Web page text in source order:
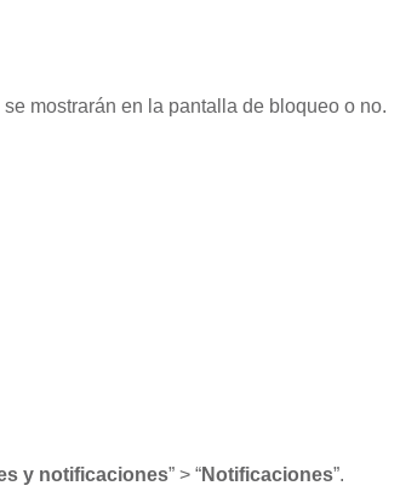
mostrarán en la pantalla de bloqueo o no.
y notificaciones” > “Notificaciones”.